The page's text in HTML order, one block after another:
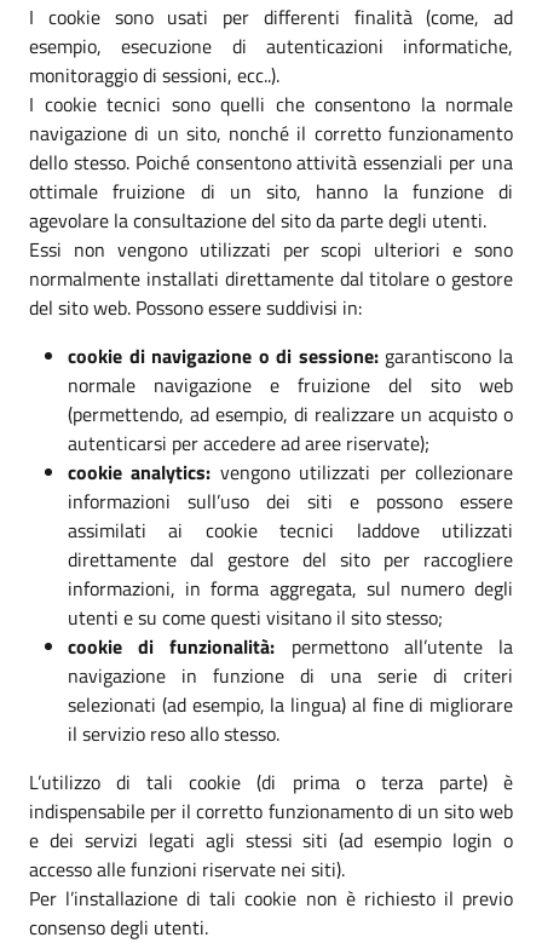
I cookie sono usati per differenti finalità (come, ad
esempio, esecuzione di autenticazioni informatiche,
monitoraggio di sessioni, ecc..).
I cookie tecnici sono quelli che consentono la normale
navigazione di un sito, nonché il corretto funzionamento
dello stesso. Poiché consentono attività essenziali per una
ottimale fruizione di un sito, hanno la funzione di
agevolare la consultazione del sito da parte degli utenti.
Essi non vengono utilizzati per scopi ulteriori e sono
normalmente installati direttamente dal titolare o gestore
del sito web. Possono essere suddivisi in:
cookie di navigazione o di sessione:garantiscono la
normale navigazione e fruizione del sito web
(permettendo, ad esempio, di realizzare un acquisto o
autenticarsi per accedere ad aree riservate);
cookie analytics: vengono utilizzati per collezionare
informazioni sull’uso dei siti e possono essere
assimilati ai cookie tecnici laddove utilizzati
direttamente dal gestore del sito per raccogliere
informazioni, in forma aggregata, sul numero degli
utenti e su come questi visitano il sito stesso;
cookie di funzionalità: permettono all’utente la
navigazione in funzione di una serie di criteri
selezionati (ad esempio, la lingua) al fine di migliorare
il servizio reso allo stesso.
L’utilizzo di tali cookie (di prima o terza parte) è
indispensabile per il corretto funzionamento di un sito web
e dei servizi legati agli stessi siti (ad esempio login o
accesso alle funzioni riservate nei siti).
Per l’installazione di tali cookie non è richiesto il previo
consenso degli utenti.